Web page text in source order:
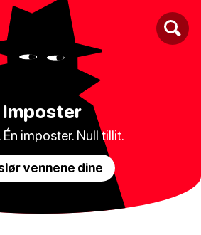
Imposter
Én imposter. Null tillit.
vennene dine